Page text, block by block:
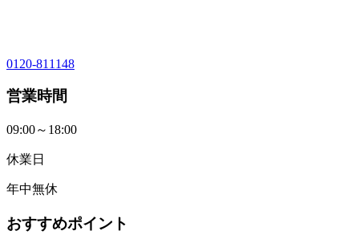
0120-811148
営業時間
09:00～18:00
休業日
年中無休
おすすめポイント